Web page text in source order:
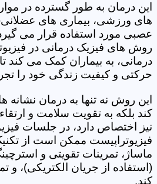
این درمان به طور گسترده در
های ورزشی، بیماری های
عصبی مورد استفاده قرار می
روش های فیزیک درمانی در
درمانی، به بیماران کمک می کند
حرکتی و کیفیت زندگی خود را
این روش نه تنها به درمان
کند بلکه به تقویت سلامت و
نیز اختصاص دارد، در جلسات
فیزیوتراپیست ممکن است از
ماساژ، تمرینات تقویتی و
(استفاده از جریان الکتریکی)، و
کند.